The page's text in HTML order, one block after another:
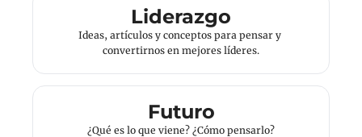
Liderazgo
Ideas, artículos y conceptos para pensar y
convertirnos en mejores líderes.
Futuro
¿Qué es lo que viene? ¿Cómo pensarlo?